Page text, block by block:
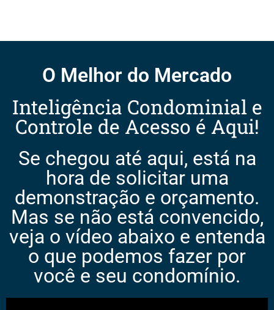
O Melhor do Mercado
Inteligência Condominial e
Controle de Acesso é Aqui!
Se chegou até aqui, está na
hora de solicitar uma
demonstração e orçamento.
Mas se não está convencido,
veja o vídeo abaixo e entenda
o que podemos fazer por
você e seu condomínio.